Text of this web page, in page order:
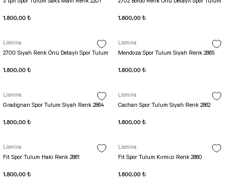
ŞORTLAR
Kapri Taytlar
Kemerli Tulum
Şort OSLO Tulum
Şort Scrunch Butt Tulum
Şort Tulum
1.800,00 ₺ 1.800,00 ₺
Lismina
2700 Siyah Renk Önü Detaylı Spor Tulum
1.800,00 ₺
Lismina
Mendoza Spor Tulum Siyah Renk 2865
1.800,00 ₺
Lismina
Gradignan Spor Tulum Siyah Renk 2864
1.800,00 ₺
Lismina
Cachan Spor Tulum Siyah Renk 2862
1.800,00 ₺
Lismina
Fit Spor Tulum Haki Renk 2861
1.800,00 ₺
Lismina
Fit Spor Tulum Kırmızı Renk 2860
1.800,00 ₺